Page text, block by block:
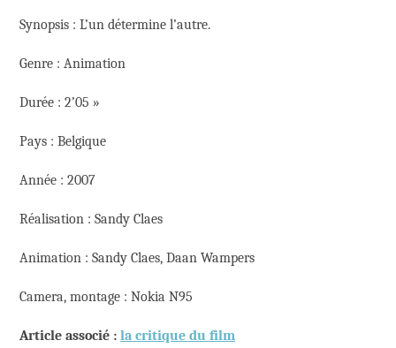
Synopsis : L’un détermine l’autre.
Genre : Animation
Durée : 2’05 »
Pays : Belgique
Année : 2007
Réalisation : Sandy Claes
Animation : Sandy Claes, Daan Wampers
Camera, montage : Nokia N95
Article associé : la critique du film